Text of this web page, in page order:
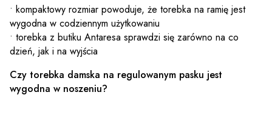
• kompaktowy rozmiar powoduje, że torebka na ramię jest
wygodna w codziennym użytkowaniu
• torebka z butiku Antaresa sprawdzi się zarówno na co
dzień, jak i na wyjścia
Czy torebka damska na regulowanym pasku jest
wygodna w noszeniu?